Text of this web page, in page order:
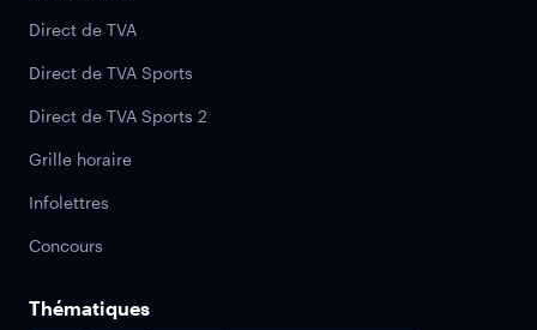
Direct de TVA
Direct de TVA Sports
Direct de TVA Sports 2
Grille horaire
Infolettres
Concours
Thématiques